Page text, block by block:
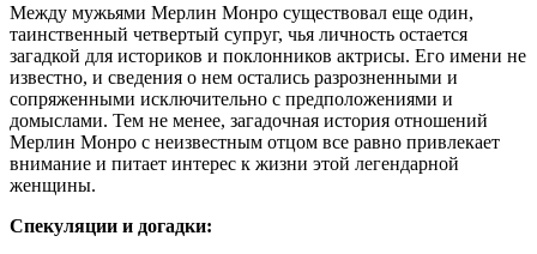
Между мужьями Мерлин Монро существовал еще один,
таинственный четвертый супруг, чья личность остается
загадкой для историков и поклонников актрисы. Его имени не
известно, и сведения о нем остались разрозненными и
сопряженными исключительно с предположениями и
домыслами. Тем не менее, загадочная история отношений
Мерлин Монро с неизвестным отцом все равно привлекает
внимание и питает интерес к жизни этой легендарной
женщины.
Спекуляции и догадки: